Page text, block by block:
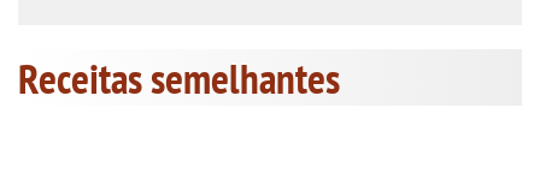
Receitas semelhantes